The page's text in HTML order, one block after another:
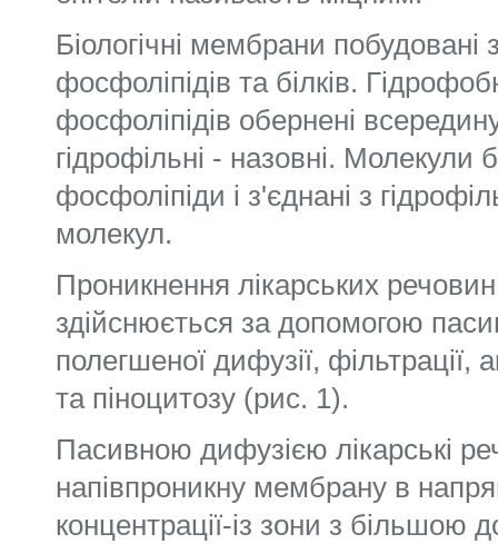
Біологічні мембрани побудовані
фосфоліпідів та біл­ків.
фосфоліпідів обернені
гідрофільні - назовні. Молекули
фосфоліпіди і з'єднані з
молекул.
Проникнення лікарських
здійс­нюється за допомогою
полегшеної дифузії, фільт­рації,
та піноцитозу (рис. 1).
Пасивною дифузією лікарські
напівпроникну мембрану в
концентрації-із зони з